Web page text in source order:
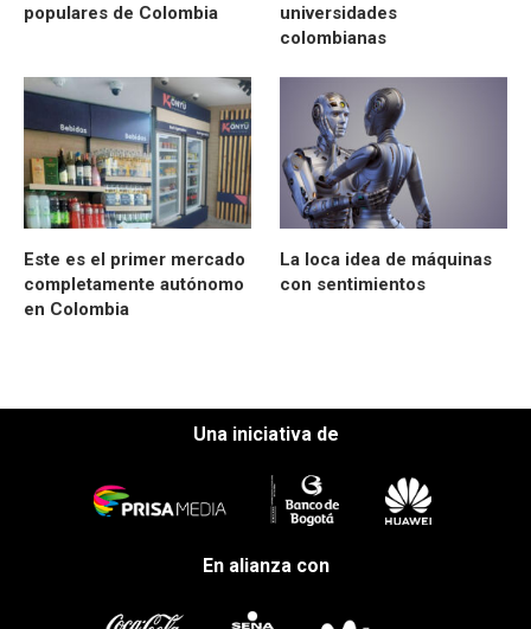
populares de Colombia
universidades
colombianas
Este es el primer mercado
completamente autónomo
en Colombia
La loca idea de máquinas
con sentimientos
Una iniciativa de
En alianza con